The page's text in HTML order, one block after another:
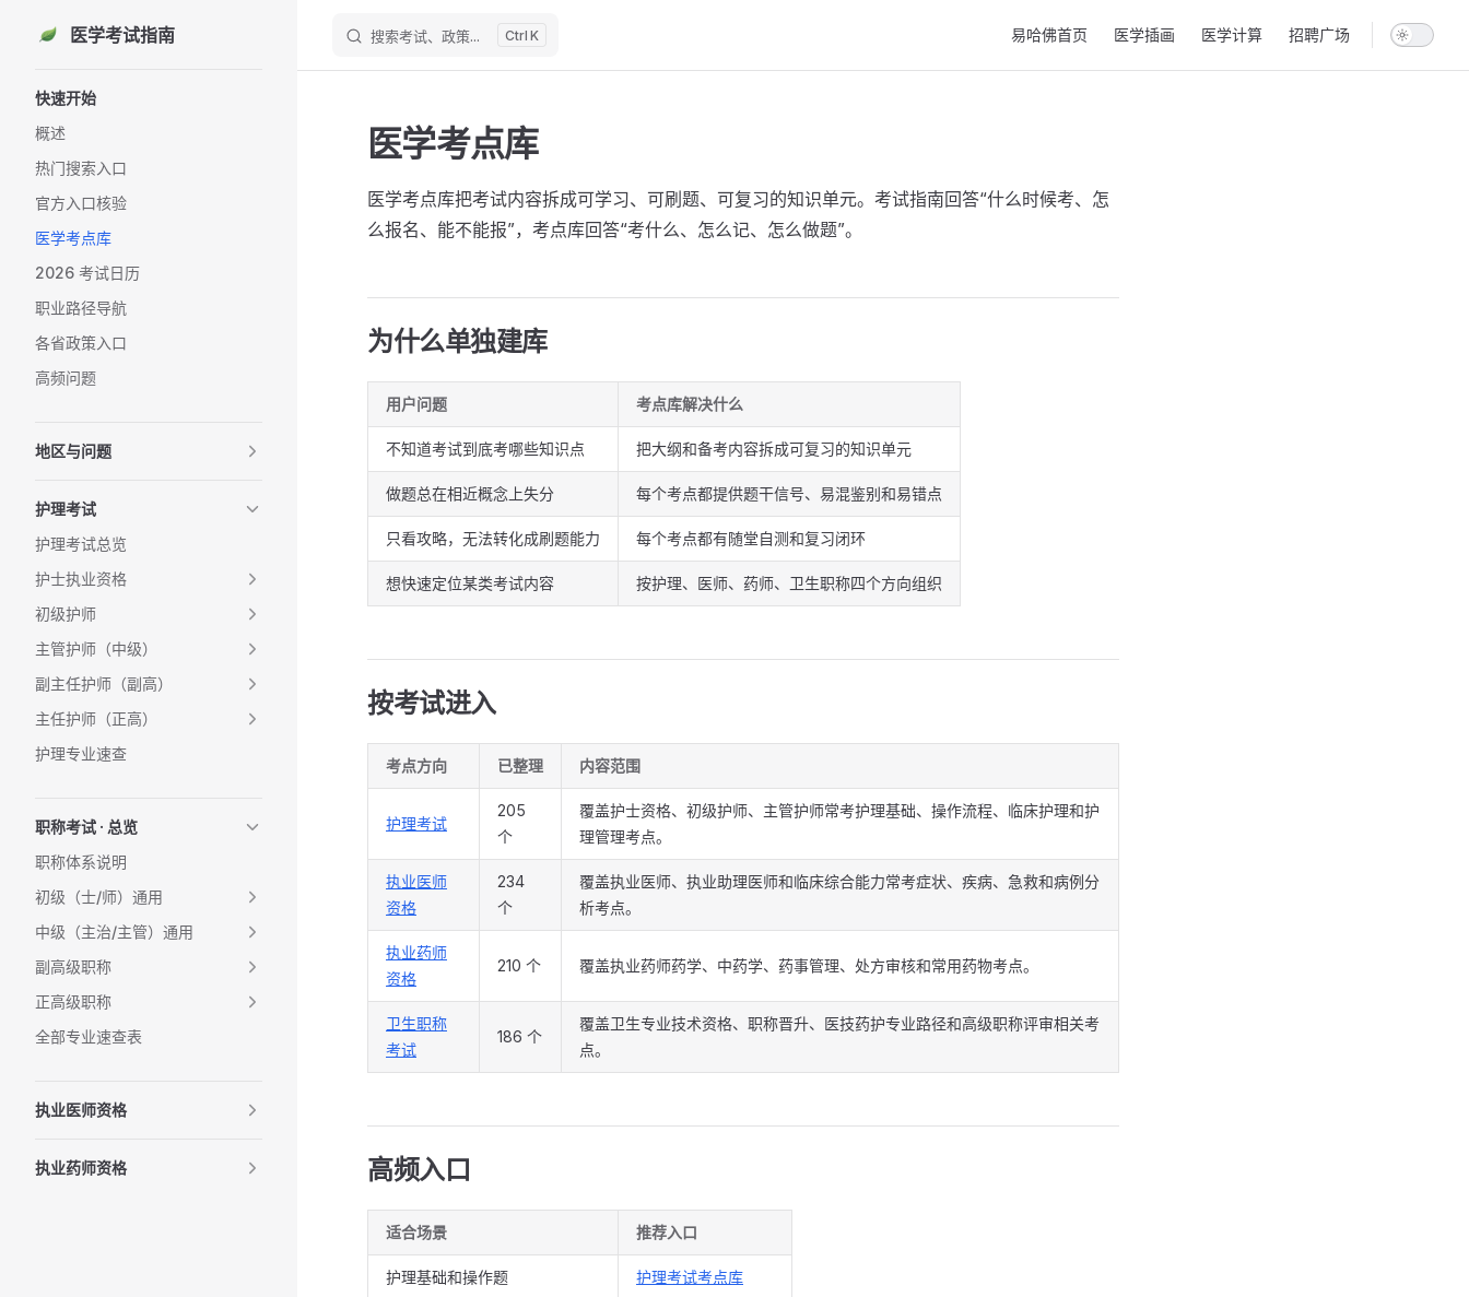
Skip to content
医学考试指南 搜索考试、政策... K 易哈佛首页 医学插画 医学计算 招聘广场
快速开始
概述
热门搜索入口
官方入口核验
医学考点库
2026 考试日历
职业路径导航
各省政策入口
高频问题
地区与问题
护理考试
护理考试总览
护士执业资格
初级护师
主管护师（中级）
副主任护师（副高）
主任护师（正高）
护理专业速查
职称考试 · 总览
职称体系说明
初级（士/师）通用
中级（主治/主管）通用
副高级职称
正高级职称
全部专业速查表
执业医师资格
执业药师资格
医学考点库
医学考点库把考试内容拆成可学习、可刷题、可复习的知识单元。考试指南回答“什么时候考、怎
么报名、能不能报”，考点库回答“考什么、怎么记、怎么做题”。
为什么单独建库
用户问题 考点库解决什么
不知道考试到底考哪些知识点 把大纲和备考内容拆成可复习的知识单元
做题总在相近概念上失分 每个考点都提供题干信号、易混鉴别和易错点
只看攻略，无法转化成刷题能力 每个考点都有随堂自测和复习闭环
想快速定位某类考试内容 按护理、医师、药师、卫生职称四个方向组织
按考试进入
考点方向 已整理 内容范围
护理考试
205
个
覆盖护士资格、初级护师、主管护师常考护理基础、操作流程、临床护理和护
理管理考点。
执业医师
资格
234
个
覆盖执业医师、执业助理医师和临床综合能力常考症状、疾病、急救和病例分
析考点。
执业药师
资格
210 个 覆盖执业药师药学、中药学、药事管理、处方审核和常用药物考点。
卫生职称
考试
186 个
覆盖卫生专业技术资格、职称晋升、医技药护专业路径和高级职称评审相关考
点。
高频入口
适合场景 推荐入口
护理基础和操作题 护理考试考点库